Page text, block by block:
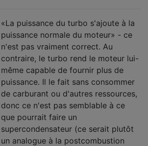
«La puissance du turbo s'ajoute à la
puissance normale du moteur» - ce
n'est pas vraiment correct. Au
contraire, le turbo rend le moteur lui-
même capable de fournir plus de
puissance. Il le fait sans consommer
de carburant ou d'autres ressources,
donc ce n'est pas semblable à ce
que pourrait faire un
supercondensateur (ce serait plutôt
un analogue à la postcombustion